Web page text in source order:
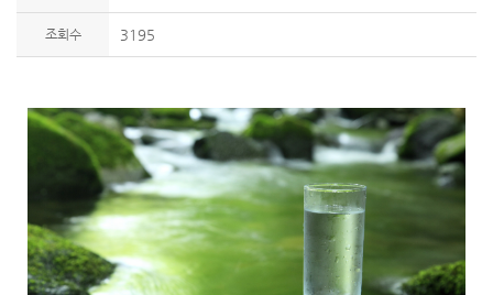
조회수 3195